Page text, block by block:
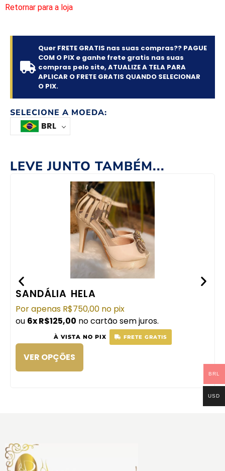
Retornar para a loja
Quer FRETE GRATIS nas suas compras?? PAGUE
COM O PIX e ganhe frete gratis nas suas
compras pelo site, ATUALIZE A TELA PARA
APLICAR O FRETE GRATIS QUANDO SELECIONAR
O PIX.
SELECIONE A MOEDA:
BRL
LEVE JUNTO TAMBÉM...
SANDÁLIA HELA
Por apenas R$750,00 no pix
ou 6xR$125,00 no cartão sem juros.
À VISTA NO PIX FRETE GRATIS
VER OPÇÕES
BRL
USD